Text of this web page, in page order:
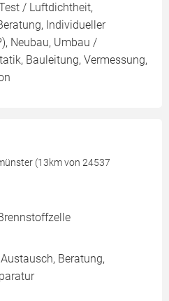
/ Luftdichtheit,
Individueller
Neubau, Umbau /
Bauleitung, Vermessung,
(13km von 24537
Beratung,